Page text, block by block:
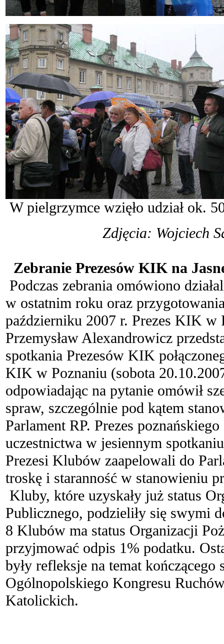
W pielgrzymce wzięło udział ok.
Zdjęcia: Wojciech
Zebranie Prezesów KIK na
Podczas zebrania omówiono
w ostatnim roku oraz
październiku 2007 r. Prezes KIK w
Przemysław Alexandrowicz
spotkania Prezesów KIK
KIK w Poznaniu (sobota
odpowiadając na pytanie omówił
spraw, szczególnie pod kątem
Parlament RP. Prezes
uczestnictwa w jesiennym
Prezesi Klubów zaapelowali do
troskę i staranność w stanowieniu
Kluby, które uzyskały już status
Publicznego, podzieliły się swymi
8 Klubów ma status Organizacji
przyjmować odpis 1% podatku.
były refleksje na temat
Ogólnopolskiego Kongresu
Katolickich.